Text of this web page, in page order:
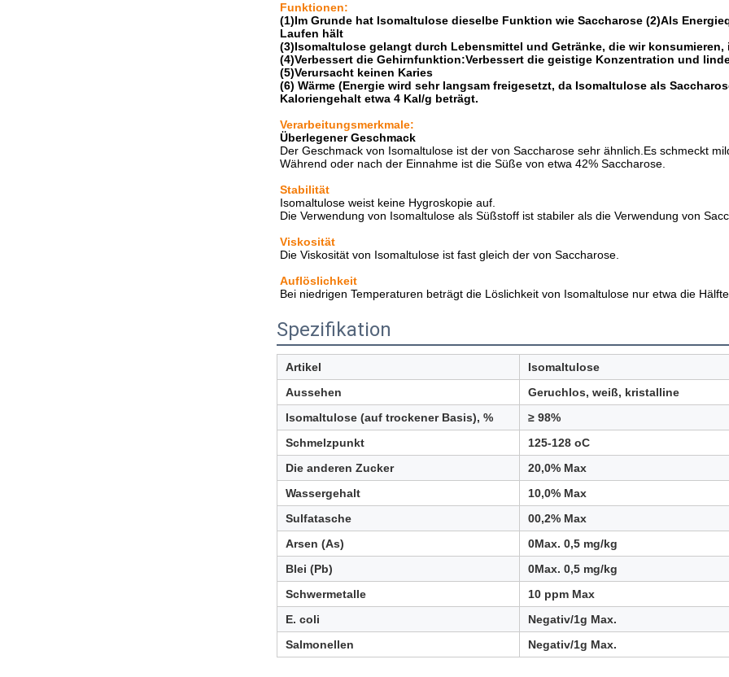
Funktionen:
(1)Im Grunde hat Isomaltulose dieselbe Funktion wie Saccharose (2)Als
Laufen hält
(3)Isomaltulose gelangt durch Lebensmittel und Getränke, die wir konsumieren,
(4)Verbessert die Gehirnfunktion:Verbessert die geistige Konzentration und
(5)Verursacht keinen Karies
(6) Wärme (Energie wird sehr langsam freigesetzt, da Isomaltulose als
Kaloriengehalt etwa 4 Kal/g beträgt.
Verarbeitungsmerkmale:
Überlegener Geschmack
Der Geschmack von Isomaltulose ist der von Saccharose sehr ähnlich.Es schmeckt
Während oder nach der Einnahme ist die Süße von etwa 42% Saccharose.
Stabilität
Isomaltulose weist keine Hygroskopie auf.
Die Verwendung von Isomaltulose als Süßstoff ist stabiler als die Verwendung von
Viskosität
Die Viskosität von Isomaltulose ist fast gleich der von Saccharose.
Auflöslichkeit
Bei niedrigen Temperaturen beträgt die Löslichkeit von Isomaltulose nur etwa die
Spezifikation
Artikel
Isomaltulose
Aussehen
Geruchlos, weiß, kristalline
Isomaltulose (auf trockener Basis), %
≥ 98%
Schmelzpunkt
125-128 oC
Die anderen Zucker
20,0% Max
Wassergehalt
10,0% Max
Sulfatasche
00,2% Max
Arsen (As)
0Max. 0,5 mg/kg
Blei (Pb)
0Max. 0,5 mg/kg
Schwermetalle
10 ppm Max
E. coli
Negativ/1g Max.
Salmonellen
Negativ/1g Max.